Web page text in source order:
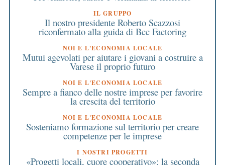
IL GRUPPO
Il nostro presidente Roberto Scazzosi
riconfermato alla guida di Bcc Factoring
NOI E L'ECONOMIA LOCALE
Mutui agevolati per aiutare i giovani a costruire a
Varese il proprio futuro
NOI E L'ECONOMIA LOCALE
Sempre a fianco delle nostre imprese per favorire
la crescita del territorio
NOI E L'ECONOMIA LOCALE
Sosteniamo formazione sul territorio per creare
competenze per le imprese
I NOSTRI PROGETTI
«Progetti locali, cuore cooperativo»: la seconda